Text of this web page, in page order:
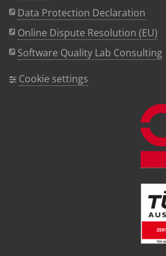
Data Protection Declaration
Online Dispute Resolution (EU)
Software Quality Lab Consulting
Cookie settings